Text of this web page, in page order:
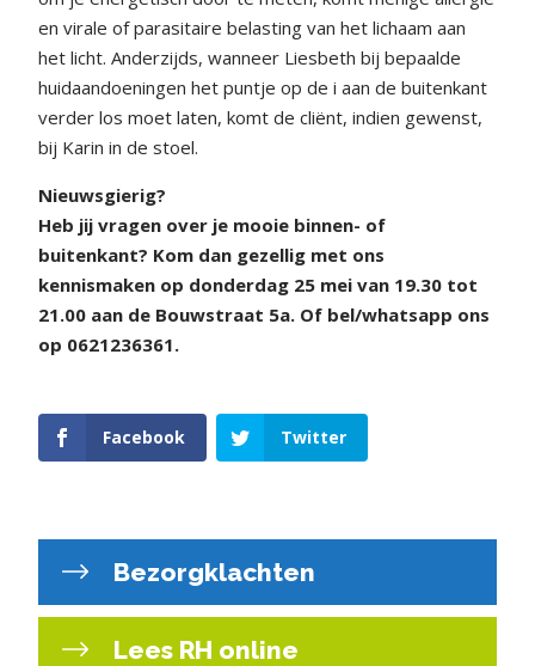
en virale of parasitaire belasting van het lichaam aan
het licht. Anderzijds, wanneer Liesbeth bij bepaalde
huidaandoeningen het puntje op de i aan de buitenkant
verder los moet laten, komt de cliënt, indien gewenst,
bij Karin in de stoel.
Nieuwsgierig?
Heb jij vragen over je mooie binnen- of
buitenkant? Kom dan gezellig met ons
kennismaken op donderdag 25 mei van 19.30 tot
21.00 aan de Bouwstraat 5a. Of bel/whatsapp ons
op 0621236361.
Facebook Twitter
Bezorgklachten
Lees RH online